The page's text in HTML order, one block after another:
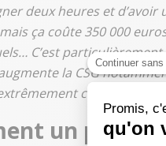
deux heures et
ça coûte 350 000
C’est
la CSG
choquant
un peu